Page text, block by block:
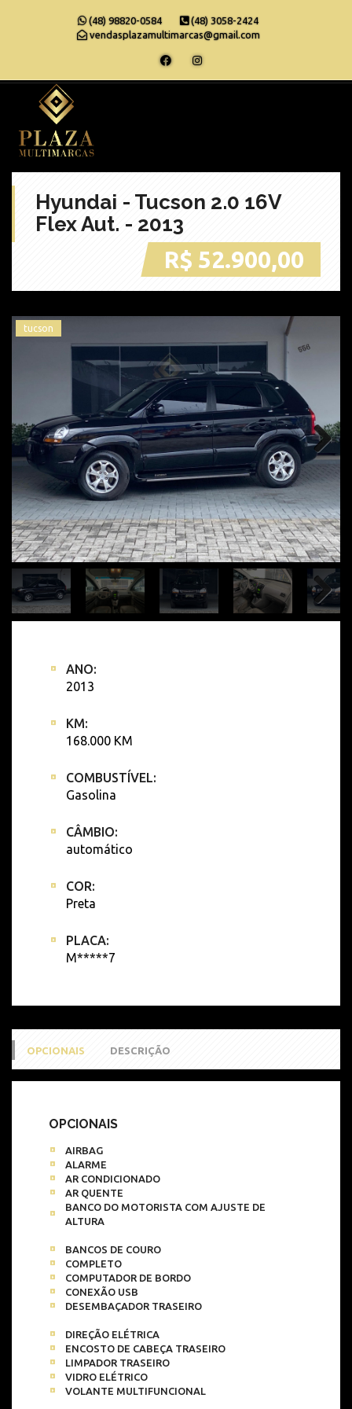
(48) 98820-0584
(48) 3058-2424
vendasplazamultimarcas@gmail.com
Hyundai - Tucson 2.0 16V
Flex Aut. - 2013
R$ 52.900,00
tucson
ANO:
2013
KM:
168.000 KM
COMBUSTÍVEL:
Gasolina
CÂMBIO:
automático
COR:
Preta
PLACA:
M*****7
OPCIONAIS DESCRIÇÃO
OPCIONAIS
AIRBAG
ALARME
AR CONDICIONADO
AR QUENTE
BANCO DO MOTORISTA COM AJUSTE DE
ALTURA
BANCOS DE COURO
COMPLETO
COMPUTADOR DE BORDO
CONEXÃO USB
DESEMBAÇADOR TRASEIRO
DIREÇÃO ELÉTRICA
ENCOSTO DE CABEÇA TRASEIRO
LIMPADOR TRASEIRO
VIDRO ELÉTRICO
VOLANTE MULTIFUNCIONAL